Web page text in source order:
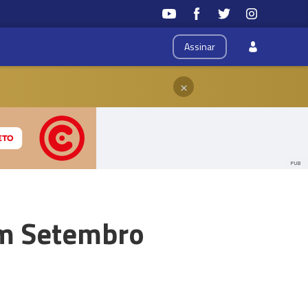
Assinar
×
PUB
Setembro